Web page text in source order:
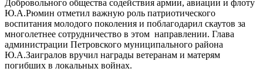
Добровольного общества содействия армии, авиации и флоту
Ю.А.Рюмин отметил важную роль патриотического
воспитания молодого поколения и поблагодарил скаутов за
многолетнее сотрудничество в этом направлении. Глава
администрации Петровского муниципального района
Ю.А.Заигралов вручил награды ветеранам и матерям
погибших в локальных войнах.